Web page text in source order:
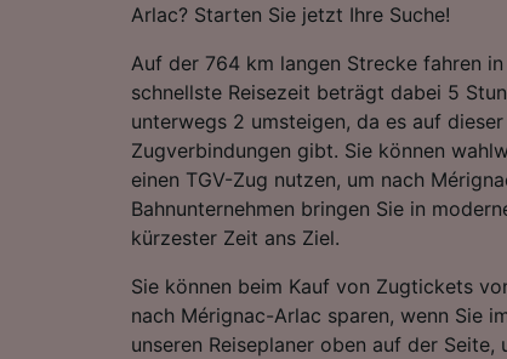
Arlac? Starten Sie jetzt Ihre Suche!
Auf der 764 km langen Strecke fahren
schnellste Reisezeit beträgt dabei 5
unterwegs 2 umsteigen, da es auf
Zugverbindungen gibt. Sie können
einen TGV-Zug nutzen, um nach
Bahnunternehmen bringen Sie in
kürzester Zeit ans Ziel.
Sie können beim Kauf von Zugtickets
nach Mérignac-Arlac sparen, wenn Sie
unseren Reiseplaner oben auf der